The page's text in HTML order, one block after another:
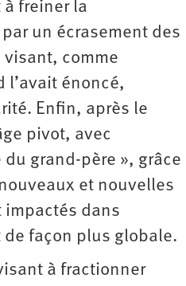
à freiner la
un écrasement des
visant, comme
l’avait énoncé,
Enfin, après le
pivot, avec
grand-père », grâce
et nouvelles
impactés dans
façon plus globale.
à fractionner